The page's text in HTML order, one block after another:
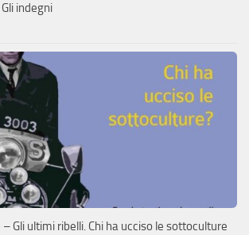
indegni
Gli ultimi ribelli. Chi ha ucciso le sottoculture